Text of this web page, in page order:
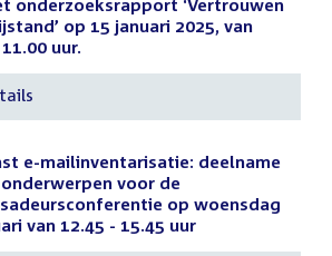
op 15 januari 2025, van
uur.
e-mailinventarisatie: deelname
onderwerpen voor de
op woensdag
van 12.45 - 15.45 uur